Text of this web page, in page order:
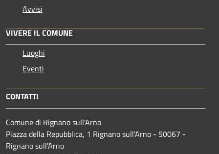
Avvisi
VIVERE IL COMUNE
Luoghi
Eventi
CONTATTI
Comune di Rignano sull'Arno
Piazza della Repubblica, 1 Rignano sull'Arno - 50067 -
Rignano sull'Arno